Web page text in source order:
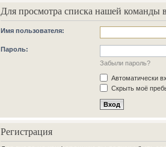
Для просмотра списка нашей команды
Имя пользователя:
Пароль:
Забыли пароль?
Автоматически
Скрыть моё
Регистрация